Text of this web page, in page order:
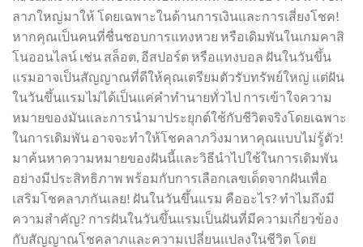
ลาภใหญ่มาให้ โดยเฉพาะในด้านการเงินและการเสี่ยงโชค!
หากคุณเป็นคนที่ชื่นชอบการแทงหวย หรือเดิมพันในเกมคาสิ
โนออนไลน์ เช่น สล็อต, อีสปอร์ต หรือแทงบอล ฝันในวันขึ้น
แรมอาจเป็นสัญญาณที่ดีให้คุณเตรียมตัวรับทรัพย์ใหญ่ แต่ฝัน
ในวันขึ้นแรมไม่ได้เป็นแค่คำทำนายทั่วไป การเข้าใจความ
หมายของมันและการนำมาประยุกต์ใช้กับชีวิตจริงโดยเฉพาะ
ในการเดิมพัน อาจจะทำให้โชคลาภวิ่งมาหาคุณแบบไม่รู้ตัว!
มาค้นหาความหมายของฝันนี้และวิธีนำไปใช้ในการเดิมพัน
อย่างมีประสิทธิภาพ พร้อมกับการเลือกเลขเด็ดจากฝันเพื่อ
เสริมโชคลาภกันเลย! ฝันในวันขึ้นแรม คืออะไร? ทำไมถึงมี
ความสำคัญ? การฝันในวันขึ้นแรมเป็นฝันที่มีความเกี่ยวข้อง
กับสัญญาณโชคลาภและความเปลี่ยนแปลงในชีวิต โดย